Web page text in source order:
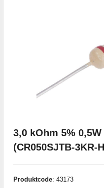
3,0 kOhm 5%
(CR050SJTB-3KR-
Produktcode: 43173